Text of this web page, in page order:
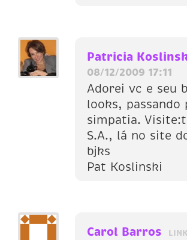
Patricia
08/12/2009 17:11
Adorei vc e seu
looks, passando
simpatia.
S.A., lá no site
bjks
Pat Koslinski
Carol Barros